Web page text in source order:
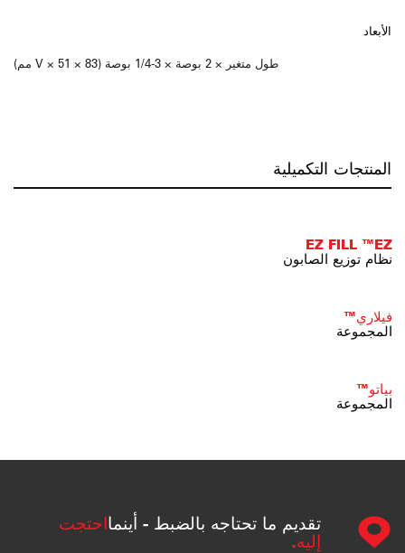
الأبعاد
طول متغير × 2 بوصة × 3-1/4 بوصة (V × 51 × 83 مم)
المنتجات التكميلية
EZ FILL ™EZ
نظام توزيع الصابون
فيلاري™
المجموعة
بياتو™
المجموعة
تقديم ما تحتاجه بالضبط - أينمااحتجت
إليه.